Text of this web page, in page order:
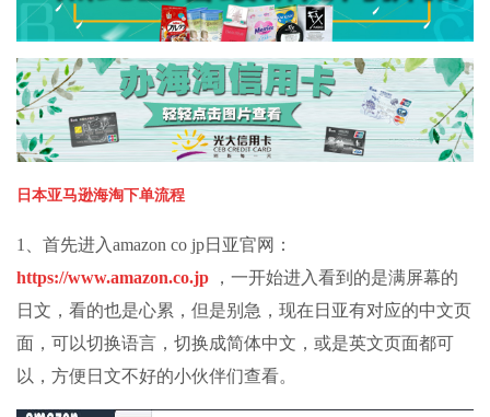
日本亚马逊海淘下单流程
1、首先进入amazon co jp日亚官网：
https://www.amazon.co.jp ，一开始进入看到的是满屏幕的
日文，看的也是心累，但是别急，现在日亚有对应的中文页
面，可以切换语言，切换成简体中文，或是英文页面都可
以，方便日文不好的小伙伴们查看。